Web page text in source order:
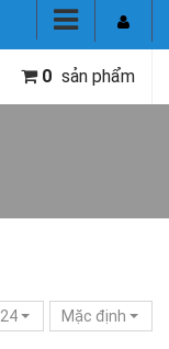
0 sản phẩm
Mặc định
24